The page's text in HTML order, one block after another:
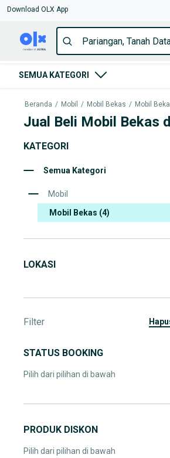
Download OLX App
SEMUA KATEGORI
Beranda / Mobil / Mobil Bekas / Mobil
Jual Beli Mobil Bekas
KATEGORI
Semua Kategori
Mobil
Mobil Bekas (4)
LOKASI
Filter
STATUS BOOKING
Pilih dari pilihan di bawah
PRODUK DISKON
Pilih dari pilihan di bawah